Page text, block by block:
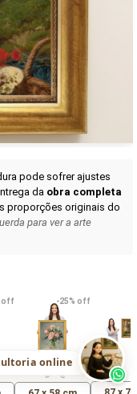
ETERNA
vídeos nas redes
VER
Maria
uma Rosa
R$ 365,92
online
pode sofrer ajustes
da obra completa
proporções originais do
para ver a arte
off -25% off